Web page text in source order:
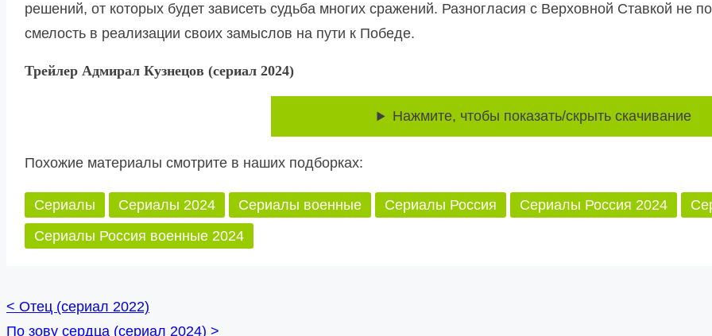
решений, от которых будет зависеть судьба многих сражений. Разногласия с Верховной Ставкой не
смелость в реализации своих замыслов на пути к Победе.
Трейлер Адмирал Кузнецов (сериал 2024)
Нажмите, чтобы показать/скрыть скачивание
Похожие материалы смотрите в наших подборках:
Сериалы Сериалы 2024 Сериалы военные Сериалы Россия Сериалы Россия 2024
Сериалы Россия военные 2024
Posts
< Отец (сериал 2022)
По зову сердца (сериал 2024) >